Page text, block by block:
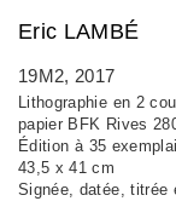
Eric LAMBÉ
19M2, 2017
Lithographie en 2
papier BFK Rives
Édition à 35
43,5 x 41 cm
Signée, datée, titrée